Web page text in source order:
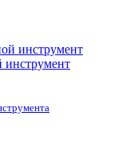
инструмент